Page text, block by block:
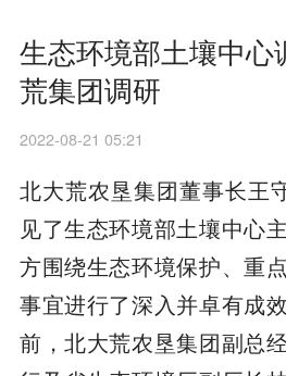
生态环境部土壤中心
荒集团调研
2022-08-21 05:21
北大荒农垦集团董事长王
见了生态环境部土壤中心
方围绕生态环境保护、重
事宜进行了深入并卓有成
前，北大荒农垦集团副总